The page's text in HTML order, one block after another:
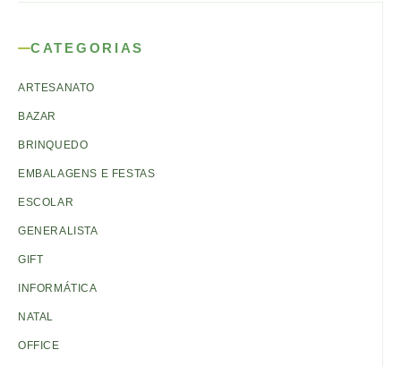
CATEGORIAS
ARTESANATO
BAZAR
BRINQUEDO
EMBALAGENS E FESTAS
ESCOLAR
GENERALISTA
GIFT
INFORMÁTICA
NATAL
OFFICE